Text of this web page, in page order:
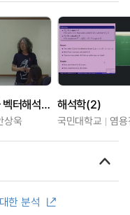
미분적분학과 벡터해석(2)
상욱
해석학(2)
국민대학교 염
한 분석